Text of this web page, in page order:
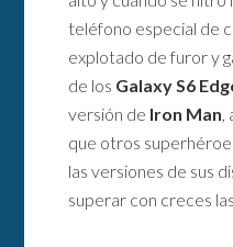
teléfono especial de
explotado de furor y
de los Galaxy S6
versión de Iron Man,
que otros
las versiones de sus
superar con creces